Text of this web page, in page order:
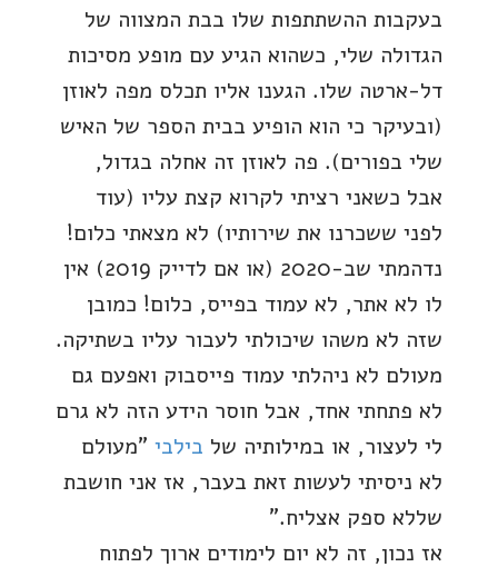
בעקבות ההשתתפות שלו בבת המצווה של
הגדולה שלי, כשהוא הגיע עם מופע מסיכות
דל-ארטה שלו. הגענו אליו תכלס מפה לאוזן
(ובעיקר כי הוא הופיע בבית הספר של האיש
שלי בפורים). פה לאוזן זה אחלה בגדול,
אבל כשאני רציתי לקרוא קצת עליו (עוד
לפני ששכרנו את שירותיו) לא מצאתי כלום!
נדהמתי שב-2020 (או אם לדייק 2019) אין
לו לא אתר, לא עמוד בפייס, כלום! כמובן
שזה לא משהו שיכולתי לעבור עליו בשתיקה.
מעולם לא ניהלתי עמוד פייסבוק ואפעם גם
לא פתחתי אחד, אבל חוסר הידע הזה לא גרם
לי לעצור, או במילותיה של בילבי "מעולם
לא ניסיתי לעשות זאת בעבר, אז אני חושבת
שללא ספק אצליח."
אז נכון, זה לא יום לימודים ארוך לפתוח